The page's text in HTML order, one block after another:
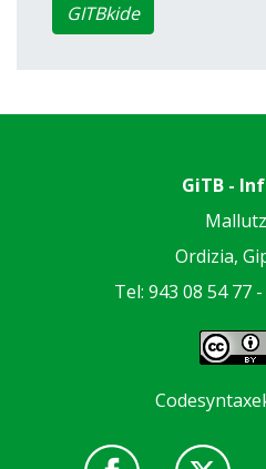
GITBkide
GiTB -
Ordizia,
Tel: 943 08 54 77 -